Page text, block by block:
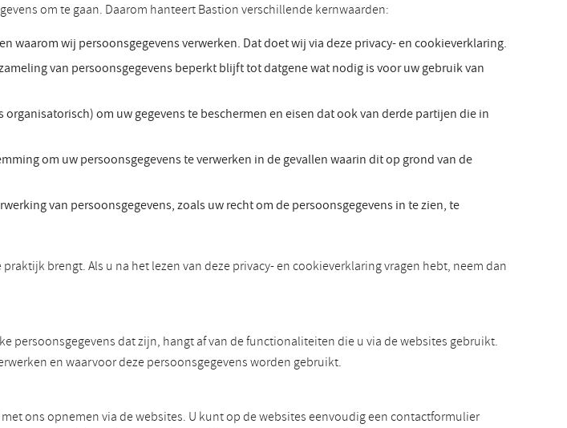
om te gaan. Daarom hanteert Bastion verschillende kernwaarden:
wij persoonsgegevens verwerken. Dat doet wij via deze privacy- en cookieverklaring.
van persoonsgegevens beperkt blijft tot datgene wat nodig is voor uw gebruik van
om uw gegevens te beschermen en eisen dat ook van derde partijen die in
om uw persoonsgegevens te verwerken in de gevallen waarin dit op grond van de
van persoonsgegevens, zoals uw recht om de persoonsgegevens in te zien, te
brengt. Als u na het lezen van deze privacy- en cookieverklaring vragen hebt, neem dan
persoonsgegevens dat zijn, hangt af van de functionaliteiten die u via de websites gebruikt.
en waarvoor deze persoonsgegevens worden gebruikt.
ons opnemen via de websites. U kunt op de websites eenvoudig een contactformulier